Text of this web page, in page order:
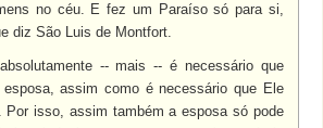
no céu. E fez um Paraíso só para si,
diz São Luis de Montfort.
-- mais -- é necessário que
assim como é necessário que Ele
Por isso, assim também a esposa só pode